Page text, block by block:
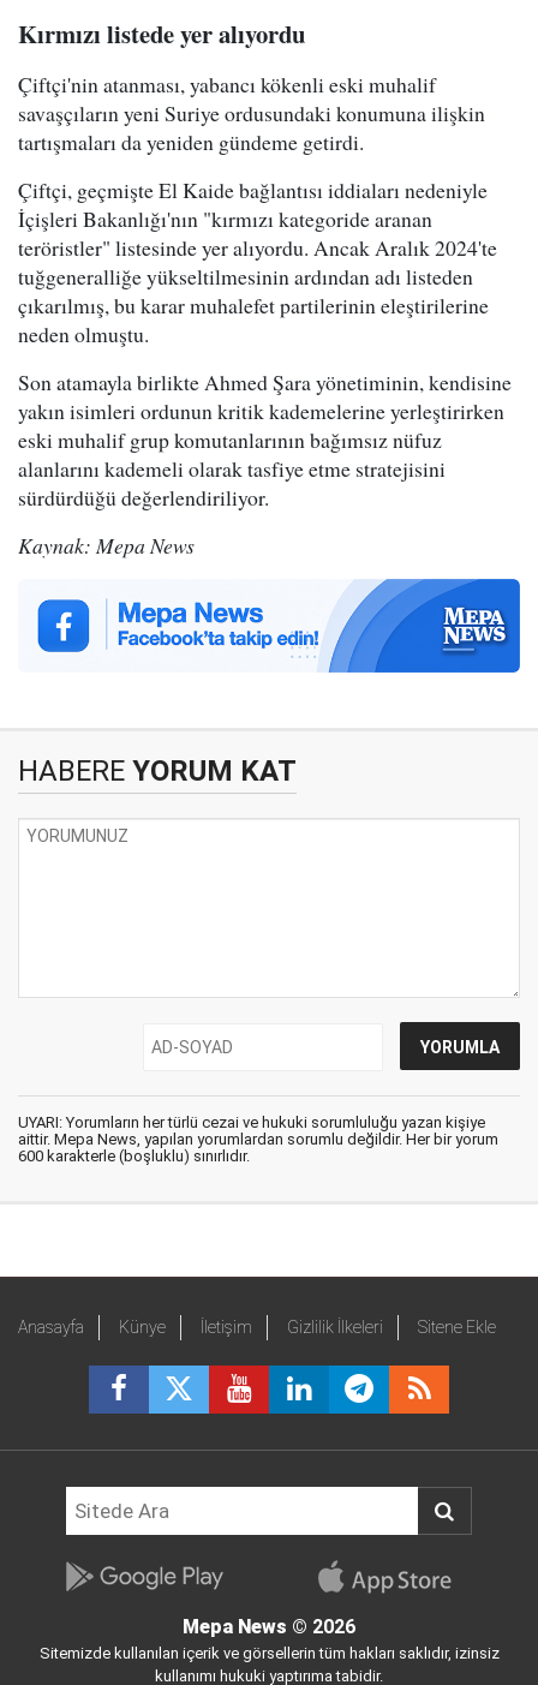
Kırmızı listede yer alıyordu
Çiftçi'nin atanması, yabancı kökenli eski muhalif
savaşçıların yeni Suriye ordusundaki konumuna ilişkin
tartışmaları da yeniden gündeme getirdi.
Çiftçi, geçmişte El Kaide bağlantısı iddiaları nedeniyle
İçişleri Bakanlığı'nın "kırmızı kategoride aranan
teröristler" listesinde yer alıyordu. Ancak Aralık 2024'te
tuğgeneralliğe yükseltilmesinin ardından adı listeden
çıkarılmış, bu karar muhalefet partilerinin eleştirilerine
neden olmuştu.
Son atamayla birlikte Ahmed Şara yönetiminin, kendisine
yakın isimleri ordunun kritik kademelerine yerleştirirken
eski muhalif grup komutanlarının bağımsız nüfuz
alanlarını kademeli olarak tasfiye etme stratejisini
sürdürdüğü değerlendiriliyor.
Kaynak: Mepa News
HABERE YORUM KAT
UYARI: Yorumların her türlü cezai ve hukuki sorumluluğu yazan kişiye
aittir. Mepa News, yapılan yorumlardan sorumlu değildir. Her bir yorum
600 karakterle (boşluklu) sınırlıdır.
Anasayfa Künye İletişim Gizlilik İlkeleri Sitene Ekle
Mepa News © 2026
Sitemizde kullanılan içerik ve görsellerin tüm hakları saklıdır, izinsiz
kullanımı hukuki yaptırıma tabidir.